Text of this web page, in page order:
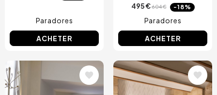
Paradores
ACHETER
495 €604 € -18%
Paradores
ACHETER
Image Image